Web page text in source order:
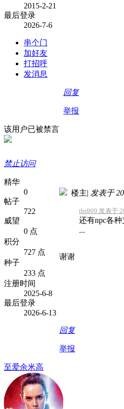
2015-2-21
最后登录
2026-7-6
串个门
加好友
打招呼
发消息
回复
举报
该用户已被禁言
禁止访问
精华
0
帖子
722
威望
0 点
积分
727 点
种子
233 点
注册时间
2025-6-8
最后登录
2026-6-13
楼主| 发表于
tbs909 发表于
还有npc各
...
谢谢
回复
举报
至爱余米高